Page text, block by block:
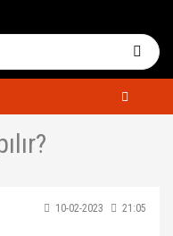
10-02-2023 21:05